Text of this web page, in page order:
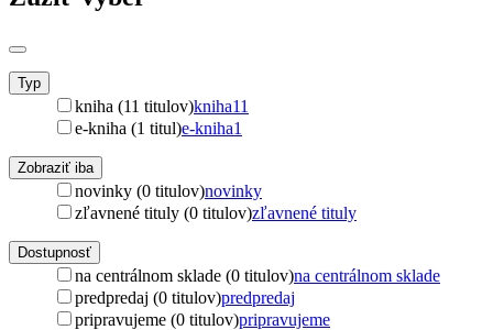
Typ
kniha (11 titulov)kniha11
e-kniha (1 titul)e-kniha1
Zobraziť iba
novinky (0 titulov)novinky
zľavnené tituly (0 titulov)zľavnené tituly
Dostupnosť
na centrálnom sklade (0 titulov)na centrálnom sklade
predpredaj (0 titulov)predpredaj
pripravujeme (0 titulov)pripravujeme